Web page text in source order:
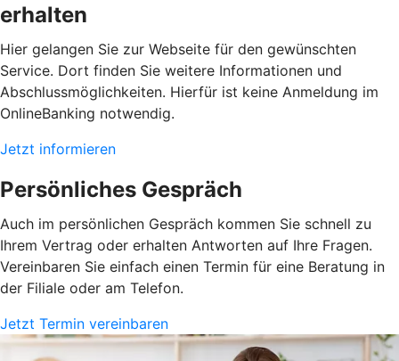
erhalten
Hier gelangen Sie zur Webseite für den gewünschten
Service. Dort finden Sie weitere Informationen und
Abschlussmöglichkeiten. Hierfür ist keine Anmeldung im
OnlineBanking notwendig.
Jetzt informieren
Persönliches Gespräch
Auch im persönlichen Gespräch kommen Sie schnell zu
Ihrem Vertrag oder erhalten Antworten auf Ihre Fragen.
Vereinbaren Sie einfach einen Termin für eine Beratung in
der Filiale oder am Telefon.
Jetzt Termin vereinbaren